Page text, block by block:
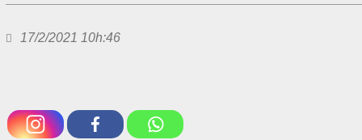
17/2/2021 10h:46